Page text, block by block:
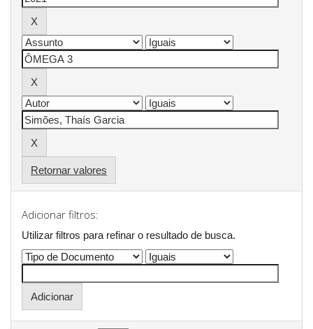
Retornar valores
Adicionar filtros:
Utilizar filtros para refinar o resultado de busca.